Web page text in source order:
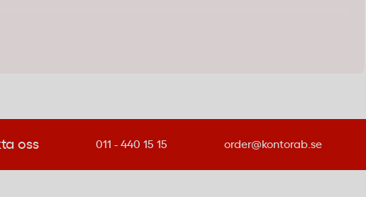
enstaka fakturor, avtal eller interna dokument? Då räcker en
och enkel användning – utan krångliga menyer eller
samma enhet blir multifunktion viktigt. Då vill du ha en
oss 011 - 440 15 15 order@kontorab.se